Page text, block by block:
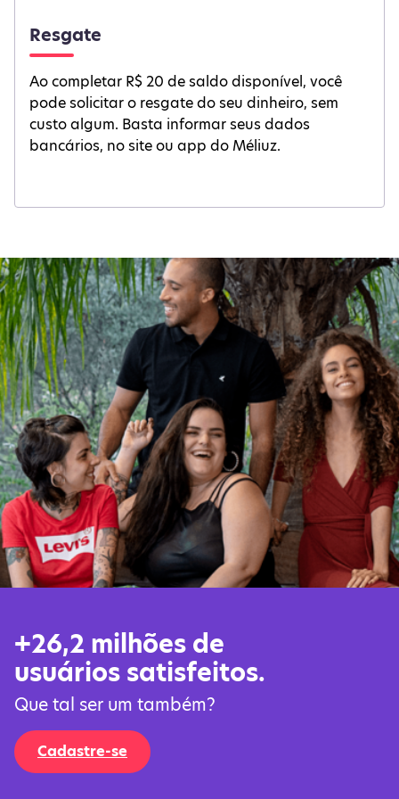
Resgate
Ao completar R$ 20 de saldo disponível, você
pode solicitar o resgate do seu dinheiro, sem
custo algum. Basta informar seus dados
bancários, no site ou app do Méliuz.
+26,2 milhões de
usuários satisfeitos.
Que tal ser um também?
Cadastre-se